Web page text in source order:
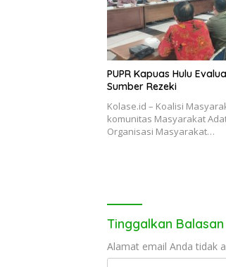
PUPR Kapuas Hulu
Sumber Rezeki
Kolase.id – Koalisi
komunitas Masyarakat
Organisasi Masyarakat…
Tinggalkan Balasan
Alamat email Anda tidak